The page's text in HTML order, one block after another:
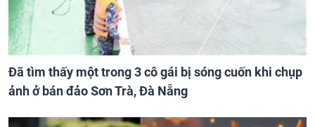
Đã tìm thấy một trong 3 cô gái bị sóng cuốn khi chụp
ảnh ở bán đảo Sơn Trà, Đà Nẵng